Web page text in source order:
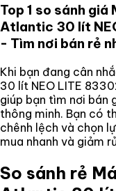
Top 1 so sánh giá
Atlantic 30 lít
- Tìm nơi bán rẻ
Khi bạn đang cân
30 lít NEO LITE
giúp bạn tìm nơi bán
thông minh. Bạn có
chênh lệch và chọn
mua nhanh và giảm
So sánh rẻ